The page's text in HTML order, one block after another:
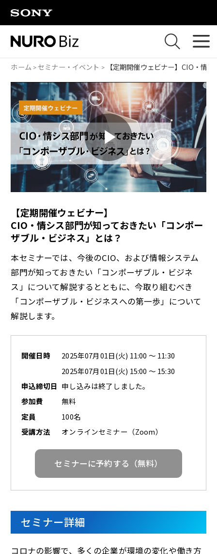
ホーム セミナー・イベント 【定期開催ウェビナー】 CIO・情シ
P
a
y
V
i
d
e
o
【定期開催ウェビナー】
CIO・情シス部門が知っておきたい「コンポー
ザブル・ビジネス」とは？
本セミナーでは、今後のCIO、および情報システム
部門が知っておきたい「コンポーザブル・ビジネ
ス」について解説するとともに、今取り組むべき
「コンポーザブル・ビジネスへの第一歩」について
解説します。
開催日時
2025年07月01日(火) 11:00 ～ 11:30
2025年07月01日(火) 15:00 ～ 15:30
申込締切日 申し込みは終了しました。
参加費
無料
定員
100名
受講方法
オンラインセミナー（Zoom）
セミナーに予約する（無料）
セミナー詳細
コロナの影響で、多くの企業が環境の変化や働き方